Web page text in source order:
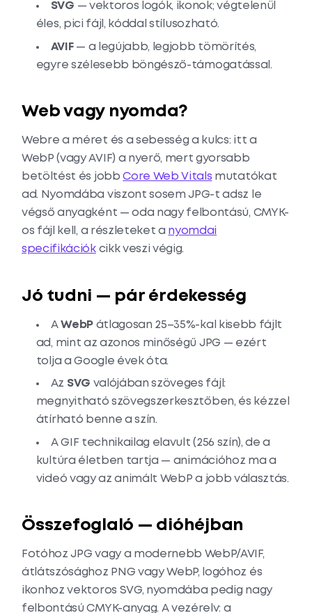
SVG — vektoros logók, ikonok; végtelenül
éles, pici fájl, kóddal stílusozható.
AVIF— a legújabb, legjobb tömörítés,
egyre szélesebb böngésző-támogatással.
Web vagy nyomda?
Webre a méret és a sebesség a kulcs: itt a
WebP (vagy AVIF) a nyerő, mert gyorsabb
betöltést és jobbCore Web Vitals mutatókat
ad. Nyomdába viszont sosem JPG-t adsz le
végső anyagként — oda nagy felbontású, CMYK-
os fájl kell, a részleteket a nyomdai
specifikációkcikk veszi végig.
Jó tudni — pár érdekesség
AWebPátlagosan 25–35%-kal kisebb fájlt
ad, mint az azonos minőségű JPG — ezért
tolja a Google évek óta.
Az SVG valójában szöveges fájl:
megnyitható szövegszerkesztőben, és kézzel
átírható benne a szín.
A GIF technikailag elavult (256 szín), de a
kultúra életben tartja — animációhoz ma a
videó vagy az animált WebP a jobb választás.
Összefoglaló — dióhéjban
Fotóhoz JPG vagy a modernebb WebP/AVIF,
átlátszósághoz PNG vagy WebP, logóhoz és
ikonhoz vektoros SVG, nyomdába pedig nagy
felbontású CMYK-anyag. A vezérelv: a